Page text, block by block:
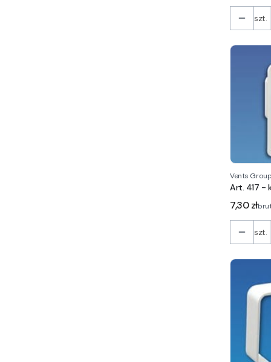
szt.
Vents Group
Art. 417 -
Cena
7,30 zł
szt.